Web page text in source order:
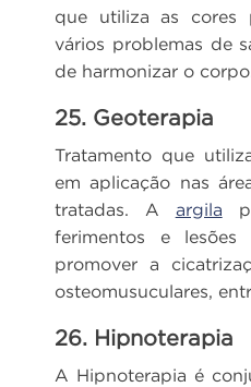
que utiliza as cores
vários problemas de
de harmonizar o
25. Geoterapia
Tratamento que
em aplicação nas
tratadas. A argila
ferimentos e
promover a
osteomusuculares,
26. Hipnoterapia
A Hipnoterapia é